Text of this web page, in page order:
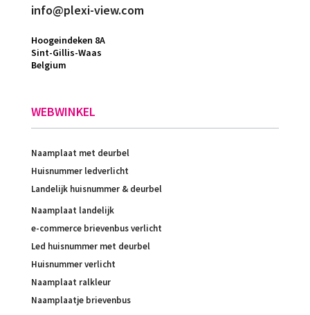
info@plexi-view.com
Hoogeindeken 8A
Sint-Gillis-Waas
Belgium
WEBWINKEL
Naamplaat met deurbel
Huisnummer ledverlicht
Landelijk huisnummer & deurbel
Naamplaat landelijk
e-commerce brievenbus verlicht
Led huisnummer met deurbel
Huisnummer verlicht
Naamplaat ralkleur
Naamplaatje brievenbus